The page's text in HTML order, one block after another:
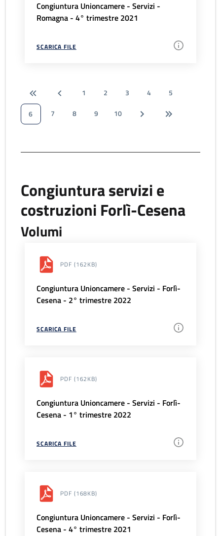
Congiuntura Unioncamere - Servizi -
Romagna - 4° trimestre 2021
SCARICA FILE
1 2 3 4
5
6
7 8 9 10
Congiuntura servizi e
costruzioni Forlì-Cesena
Volumi
PDF (162KB)
Congiuntura Unioncamere - Servizi - Forlì-
Cesena - 2° trimestre 2022
SCARICA FILE
PDF (162KB)
Congiuntura Unioncamere - Servizi - Forlì-
Cesena - 1° trimestre 2022
SCARICA FILE
PDF (168KB)
Congiuntura Unioncamere - Servizi - Forlì-
Cesena - 4° trimestre 2021